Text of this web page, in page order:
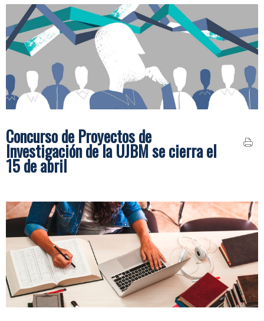
Concurso de Proyectos de
Investigación de la UJBM se cierra el
15 de abril